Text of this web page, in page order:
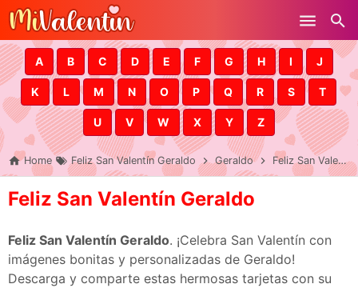
Skip to main content
A B C D E F G H I J
K L M N O P Q R S T
U V W X Y Z
Home Feliz San Valentín Geraldo Geraldo Feliz San Valentín Geraldo
Feliz San Valentín Geraldo
Feliz San Valentín Geraldo. ¡Celebra San Valentín con
imágenes bonitas y personalizadas de Geraldo!
Descarga y comparte estas hermosas tarjetas con su